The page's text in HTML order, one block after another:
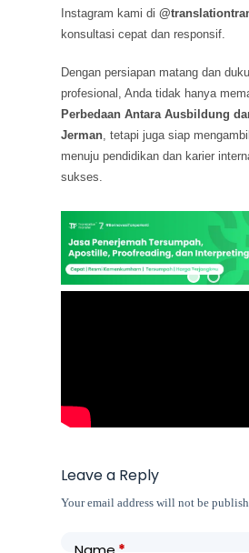
Instagram kami di
konsultasi cepat dan responsif.
Dengan persiapan matang dan
profesional, Anda tidak hanya
Perbedaan Antara Ausbildung
Jerman, tetapi juga siap
menuju pendidikan dan karier
sukses.
Leave a Reply
Your email address will not be